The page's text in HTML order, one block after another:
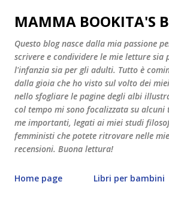
Passa ai contenuti
MAMMA BOOKITA'S
Questo blog nasce dalla mia passione
scrivere e condividere le mie letture sia
l'infanzia sia per gli adulti. Tutto è
dalla gioia che ho visto sul volto dei
nello sfogliare le pagine degli albi
col tempo mi sono focalizzata su alcuni
me importanti, legati ai miei studi
femministi che potete ritrovare nelle mie
recensioni. Buona lettura!
Home page Libri per bambini